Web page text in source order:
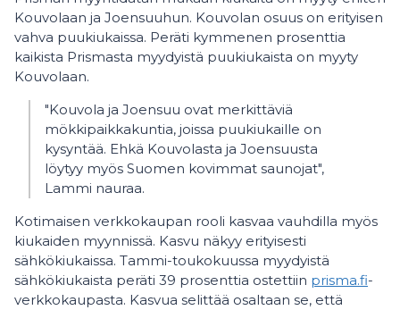
Kouvolaan ja Joensuuhun. Kouvolan osuus on erityisen
vahva puukiukaissa. Peräti kymmenen prosenttia
kaikista Prismasta myydyistä puukiukaista on myyty
Kouvolaan.
"Kouvola ja Joensuu ovat merkittäviä
mökkipaikkakuntia, joissa puukiukaille on
kysyntää. Ehkä Kouvolasta ja Joensuusta
löytyy myös Suomen kovimmat saunojat",
Lammi nauraa.
Kotimaisen verkkokaupan rooli kasvaa vauhdilla myös
kiukaiden myynnissä. Kasvu näkyy erityisesti
sähkökiukaissa. Tammi-toukokuussa myydyistä
sähkökiukaista peräti 39 prosenttia ostettiin prisma.fi-
verkkokaupasta. Kasvua selittää osaltaan se, että